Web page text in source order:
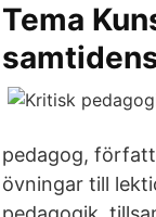
Tema
pedagog,
övningar till